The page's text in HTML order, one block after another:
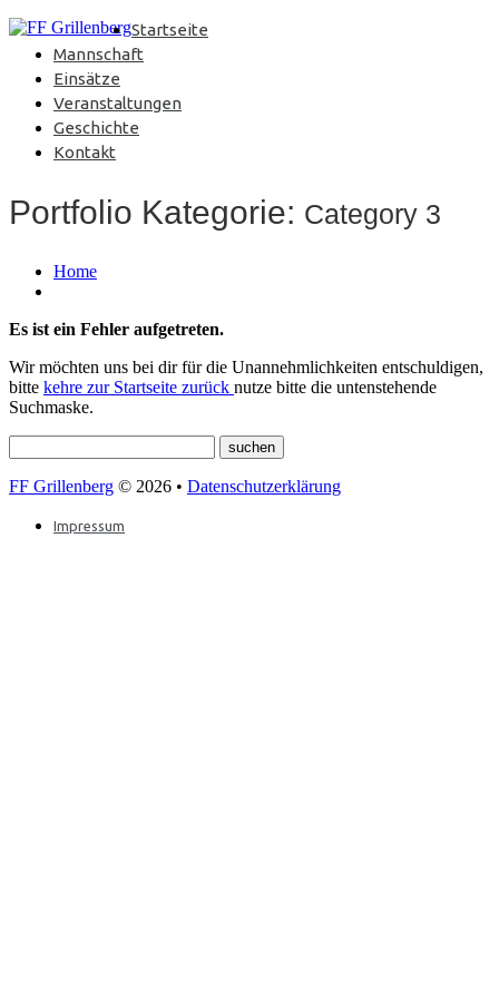
Startseite
Mannschaft
Einsätze
Veranstaltungen
Geschichte
Kontakt
Portfolio Kategorie: Category 3
Home
Es ist ein Fehler aufgetreten.
Wir möchten uns bei dir für die Unannehmlichkeiten entschuldigen,
bitte kehre zur Startseite zurück nutze bitte die untenstehende
Suchmaske.
FF Grillenberg © 2026 • Datenschutzerklärung
Impressum